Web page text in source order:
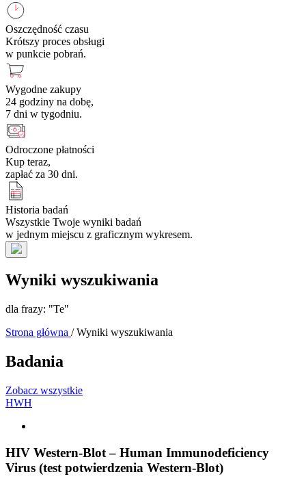
Oszczędność czasu
Krótszy proces obsługi
w punkcie pobrań.
Wygodne zakupy
24 godziny na dobę,
7 dni w tygodniu.
Odroczone płatności
Kup teraz,
zapłać za 30 dni.
Historia badań
Wszystkie Twoje wyniki badań
w jednym miejscu z graficznym wykresem.
Wyniki wyszukiwania
dla frazy: "Te"
Strona główna / Wyniki wyszukiwania
Badania
Zobacz wszystkie
HWH
HIV Western-Blot – Human Immunodeficiency
Virus (test potwierdzenia Western-Blot)